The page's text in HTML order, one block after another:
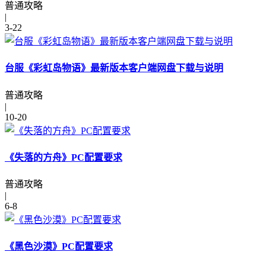
普通攻略
|
3-22
台服《彩虹岛物语》最新版本客户端网盘下载与说明
普通攻略
|
10-20
《失落的方舟》PC配置要求
普通攻略
|
6-8
《黑色沙漠》PC配置要求